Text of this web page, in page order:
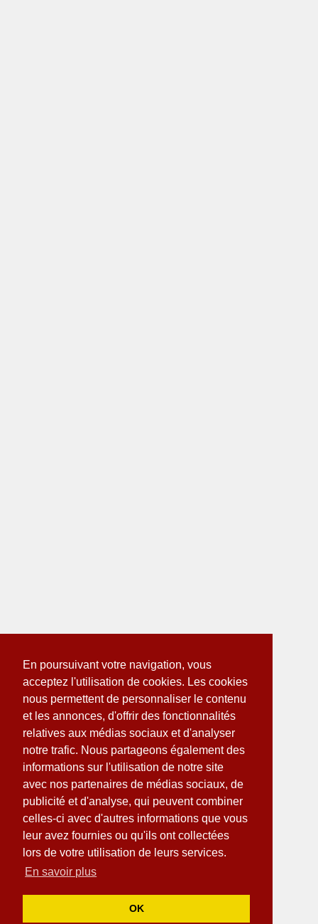
En poursuivant votre navigation, vous
acceptez l'utilisation de cookies. Les cookies
nous permettent de personnaliser le contenu
et les annonces, d'offrir des fonctionnalités
relatives aux médias sociaux et d'analyser
notre trafic. Nous partageons également des
informations sur l'utilisation de notre site
avec nos partenaires de médias sociaux, de
publicité et d'analyse, qui peuvent combiner
celles-ci avec d'autres informations que vous
leur avez fournies ou qu'ils ont collectées
lors de votre utilisation de leurs services.
En savoir plus
OK